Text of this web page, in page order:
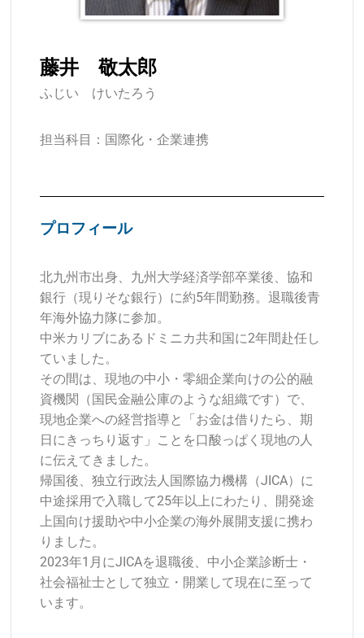
藤井 敬太郎
ふじい けいたろう
担当科目：国際化・企業連携
プロフィール
北九州市出身、九州大学経済学部卒業後、協和
銀行（現りそな銀行）に約5年間勤務。退職後青
年海外協力隊に参加。
中米カリブにあるドミニカ共和国に2年間赴任し
ていました。
その間は、現地の中小・零細企業向けの公的融
資機関（国民金融公庫のような組織です）で、
現地企業への経営指導と「お金は借りたら、期
日にきっちり返す」ことを口酸っぱく現地の人
に伝えてきました。
帰国後、独立行政法人国際協力機構（JICA）に
中途採用で入職して25年以上にわたり、開発途
上国向け援助や中小企業の海外展開支援に携わ
りました。
2023年1月にJICAを退職後、中小企業診断士・
社会福祉士として独立・開業して現在に至って
います。